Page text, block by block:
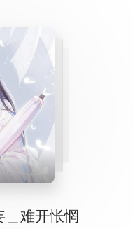
难开怅惘